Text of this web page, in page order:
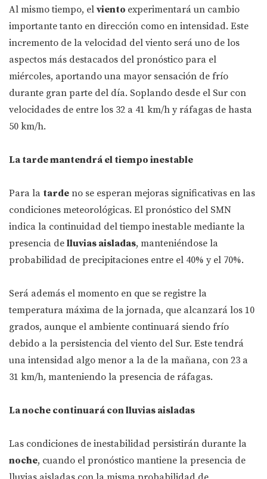
Al mismo tiempo, el viento experimentará un cambio
importante tanto en dirección como en intensidad. Este
incremento de la velocidad del viento será uno de los
aspectos más destacados del pronóstico para el
miércoles, aportando una mayor sensación de frío
durante gran parte del día. Soplando desde el Sur con
velocidades de entre los 32 a 41 km/h y ráfagas de hasta
50 km/h.
La tarde mantendrá el tiempo inestable
Para la tarde no se esperan mejoras significativas en las
condiciones meteorológicas. El pronóstico del SMN
indica la continuidad del tiempo inestable mediante la
presencia de lluvias aisladas, manteniéndose la
probabilidad de precipitaciones entre el 40% y el 70%.
Será además el momento en que se registre la
temperatura máxima de la jornada, que alcanzará los 10
grados, aunque el ambiente continuará siendo frío
debido a la persistencia del viento del Sur. Este tendrá
una intensidad algo menor a la de la mañana, con 23 a
31 km/h, manteniendo la presencia de ráfagas.
La noche continuará con lluvias aisladas
Las condiciones de inestabilidad persistirán durante la
noche, cuando el pronóstico mantiene la presencia de